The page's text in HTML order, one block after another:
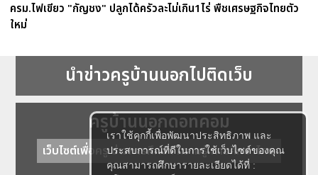
เราใช้คุกกี้เพื่อพัฒนาประสิทธิภาพ และ
ประสบการณ์ที่ดีในการใช้เว็บไซต์ของคุณ
คุณสามารถศึกษารายละเอียดได้ที่ :
ครม.ไฟเขียว "กัญชง" ปลูกได้ครัวละไม่เกิน1ไร่ พืชเศรษฐกิจไทยตัว
ใหม่
นำข่าวครูบ้านนอกไปติดเว็บ
ครูบ้านนอกดอทคอม
เว็บไซต์เพื่อครู ข่าวการศึกษา ความรู้ การศึกษาไทย